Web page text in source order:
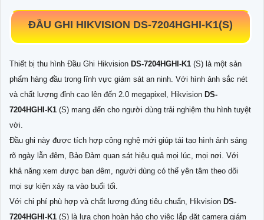
ĐẦU GHI HIKVISION DS-7204HGHI-K1(S)
Thiết bị thu hình Đầu Ghi Hikvision DS-7204HGHI-K1 (S) là một sản
phẩm hàng đầu trong lĩnh vực giám sát an ninh. Với hình ảnh sắc nét
và chất lượng đỉnh cao lên đến 2.0 megapixel, Hikvision DS-
7204HGHI-K1 (S) mang đến cho người dùng trải nghiệm thu hình tuyệt
vời.
Đầu ghi này được tích hợp công nghệ mới giúp tái tạo hình ảnh sáng
rõ ngày lẫn đêm, Bảo Đảm quan sát hiệu quả mọi lúc, mọi nơi. Với
khả năng xem được ban đêm, người dùng có thể yên tâm theo dõi
mọi sự kiện xảy ra vào buổi tối.
Với chi phí phù hợp và chất lượng đúng tiêu chuẩn, Hikvision DS-
7204HGHI-K1 (S) là lựa chọn hoàn hảo cho việc lắp đặt camera giám